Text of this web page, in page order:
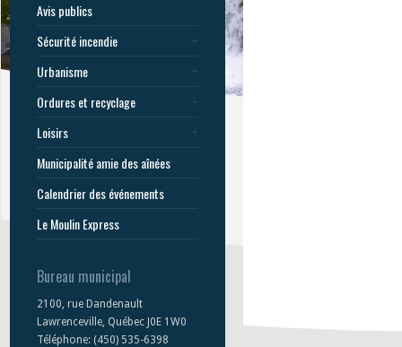
Avis publics
Sécurité incendie
Urbanisme
Ordures et recyclage
Loisirs
Municipalité amie des aînées
Calendrier des événements
Le Moulin Express
Bureau municipal
2100, rue Dandenault
Lawrenceville, Québec J0E 1W0
Téléphone: (450) 535-6398